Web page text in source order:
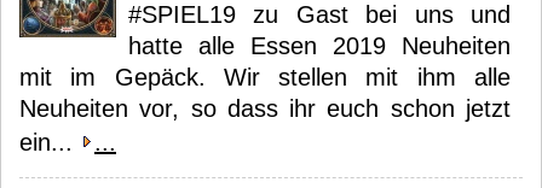
#SPIEL19 zu Gast bei uns und
hatte alle Essen 2019 Neuheiten
mit im Gepäck. Wir stellen mit ihm alle
Neuheiten vor, so dass ihr euch schon jetzt
ein...
...